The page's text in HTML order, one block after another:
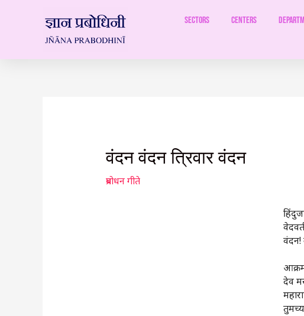
Sectors Centers
वंदन वंदन त्रिवार वंदन
प्रबोधन गीते
वंदन!
देव